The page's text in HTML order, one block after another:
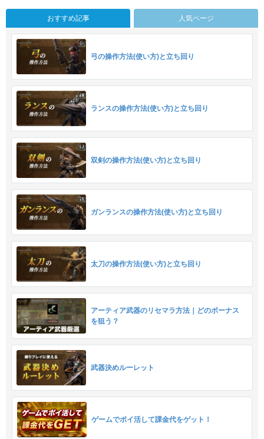
おすすめ記事 人気ページ
弓の操作方法(使い方)と立ち回り
ランスの操作方法(使い方)と立ち回り
双剣の操作方法(使い方)と立ち回り
ガンランスの操作方法(使い方)と立ち回り
太刀の操作方法(使い方)と立ち回り
アーティア武器のリセマラ方法｜どのボーナス
を狙う？
武器決めルーレット
ゲームでポイ活して課金代をゲット！